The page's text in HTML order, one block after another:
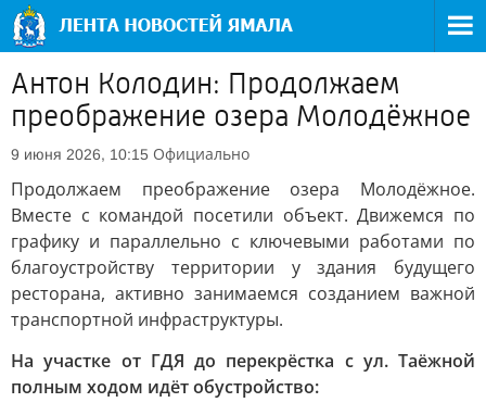
Антон Колодин: Продолжаем
преображение озера Молодёжное
9 июня 2026, 10:15 Официально
Продолжаем преображение озера Молодёжное.
Вместе с командой посетили объект. Движемся по
графику и параллельно с ключевыми работами по
благоустройству территории у здания будущего
ресторана, активно занимаемся созданием важной
транспортной инфраструктуры.
На участке от ГДЯ до перекрёстка с ул. Таёжной
полным ходом идёт обустройство: